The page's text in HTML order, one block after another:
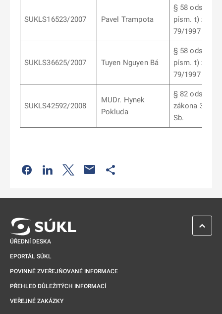
SUKLS16523/2007 Pavel Trampota
§ 58 odst. 5
písm. t)
79/1997 Sb.
SUKLS36625/2007 Tuyen Nguyen Bá
§ 58 odst. 5
písm. t)
79/1997 Sb.
SUKLS42592/2008
MUDr. Hynek
Pokluda
§ 82 odst. 2
zákona 378/
Sb.
Odkaz se otevře na nové kartě
Odkaz se otevře na nové kartě
Odkaz se otevře na nové kartě
ÚŘEDNÍ DESKA
EPORTÁL SÚKL
POVINNĚ ZVEŘEJŇOVANÉ INFORMACE
PŘEHLED DŮLEŽITÝCH INFORMACÍ
VEŘEJNÉ ZAKÁZKY
ZPĚT